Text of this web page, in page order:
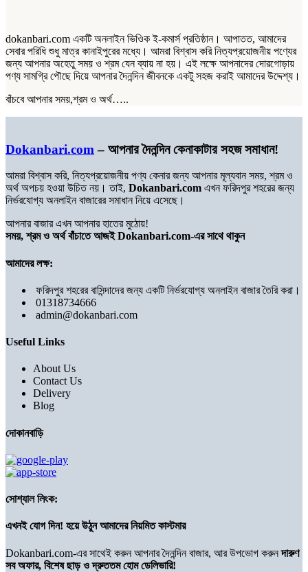
dokanbari.com একটি অনলাইন ভিওিক ই-কমার্স প্রতিষ্ঠান। আপাতত, আমাদের
সেবার পরিধি শুধু মাত্র কানাইপুরের মধ্যে। আমরা বিশ্বাস করি নিত্যপ্রয়োজনীয় পণ্যের
জন্য আপনার অহেতু সময় ও শ্রম যেন ব্যায় না হয়। এই লক্ষে আপনাদের দোরগোড়ায়
পণ্য সামগ্রি পৌছে দিয়ে আপনার দৈনন্দিন জীবনকে একটু সহজ করাই আমাদের উদ্দেশ্য।
বাঁচবে আপনার সময়,শ্রম ও অর্থ…..
Dokanbari.com – আপনার দৈনন্দিন কেনাকাটার সহজ সমাধান!
আমরা বিশ্বাস করি, নিত্যপ্রয়োজনীয় পণ্য কেনার জন্য আপনার মূল্যবান সময়, শ্রম ও
অর্থ অপচয় হওয়া উচিত নয়। তাই, Dokanbari.com এখন ফরিদপুর শহরের জন্য
নির্ভরযোগ্য অনলাইন বাজারের সমাধান নিয়ে এসেছে।
আপনার বাজার এখন আপনার হাতের মুঠোয়!
সময়, শ্রম ও অর্থ বাঁচাতে আজই Dokanbari.com-এর সাথে থাকুন
আমাদের লক্ষ:
ফরিদপুর শহরের বাসিন্দাদের জন্য একটি নির্ভরযোগ্য অনলাইন বাজার তৈরি করা।
01318734666
admin@dokanbari.com
Useful Links
About Us
Contact Us
Delivery
Blog
দোকানবাড়ি
সোশ্যাল লিংক:
এখনই যোগ দিন! হয়ে উঠুন আমাদের নিয়মিত কাস্টমার
Dokanbari.com-এর সাথেই করুন আপনার দৈনন্দিন বাজার, আর উপভোগ করুনদারুণ
সব অফার, বিশেষ ছাড় ও দ্রুততম হোম ডেলিভারি!